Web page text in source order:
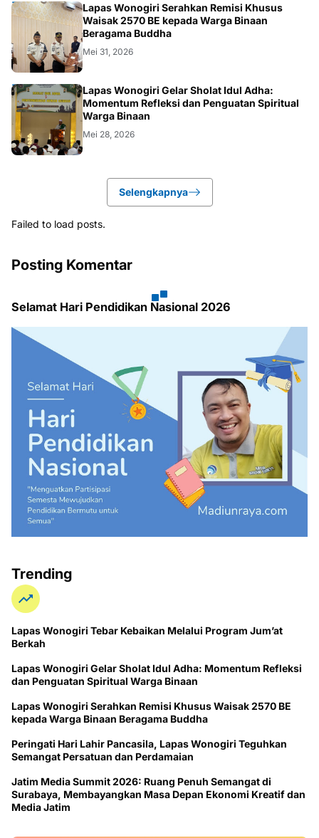
WONOGIRI
Lapas Wonogiri Serahkan Remisi Khusus
Waisak 2570 BE kepada Warga Binaan
Beragama Buddha
Mei 31, 2026
WONOGIRI
Lapas Wonogiri Gelar Sholat Idul Adha:
Momentum Refleksi dan Penguatan Spiritual
Warga Binaan
Mei 28, 2026
Selengkapnya
Failed to load posts.
Posting Komentar
Selamat Hari Pendidikan Nasional 2026
Trending
Lapas Wonogiri Tebar Kebaikan Melalui Program Jum’at
Berkah
Lapas Wonogiri Gelar Sholat Idul Adha: Momentum Refleksi
dan Penguatan Spiritual Warga Binaan
Lapas Wonogiri Serahkan Remisi Khusus Waisak 2570 BE
kepada Warga Binaan Beragama Buddha
Peringati Hari Lahir Pancasila, Lapas Wonogiri Teguhkan
Semangat Persatuan dan Perdamaian
Jatim Media Summit 2026: Ruang Penuh Semangat di
Surabaya, Membayangkan Masa Depan Ekonomi Kreatif dan
Media Jatim